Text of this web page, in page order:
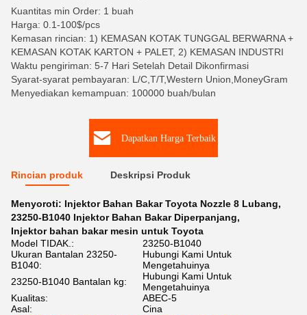
Kuantitas min Order: 1 buah
Harga: 0.1-100$/pcs
Kemasan rincian: 1) KEMASAN KOTAK TUNGGAL BERWARNA +
KEMASAN KOTAK KARTON + PALET, 2) KEMASAN INDUSTRI
Waktu pengiriman: 5-7 Hari Setelah Detail Dikonfirmasi
Syarat-syarat pembayaran: L/C,T/T,Western Union,MoneyGram
Menyediakan kemampuan: 100000 buah/bulan
Dapatkan Harga Terbaik
Rincian produk Deskripsi Produk
Menyoroti: Injektor Bahan Bakar Toyota Nozzle 8 Lubang,
23250-B1040 Injektor Bahan Bakar Diperpanjang,
Injektor bahan bakar mesin untuk Toyota
Model TIDAK.:
23250-B1040
Ukuran Bantalan 23250-
B1040:
Hubungi Kami Untuk
Mengetahuinya
23250-B1040 Bantalan kg:
Hubungi Kami Untuk
Mengetahuinya
Kualitas:
ABEC-5
Asal:
Cina